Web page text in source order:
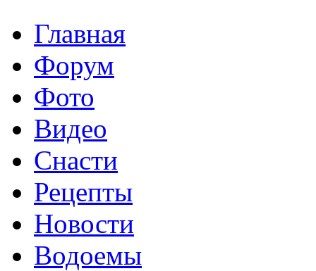
Главная
Форум
Фото
Видео
Снасти
Рецепты
Новости
Водоемы